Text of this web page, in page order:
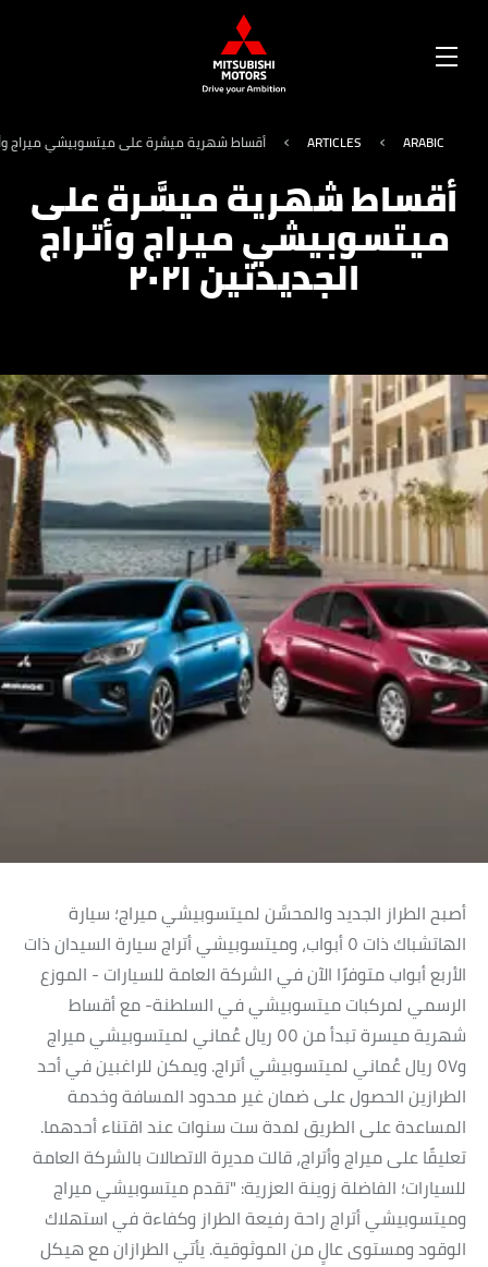
MENU
ARABIC
ARTICLES أقساط شهرية ميسَّرة على ميتسوبيشي ميراج
أقساط شهرية ميسَّرة على
ميتسوبيشي ميراج وأتراج
الجديدتين ٢٠٢١
أصبح الطراز الجديد والمحسَّن لميتسوبيشي ميراج؛ سيارة
الهاتشباك ذات ٥ أبواب، وميتسوبيشي أتراج سيارة السيدان ذات
الأربع أبواب متوفرًا الآن في الشركة العامة للسيارات - الموزع
الرسمي لمركبات ميتسوبيشي في السلطنة- مع أقساط
شهرية ميسرة تبدأ من ٥٥ ريال عُماني لميتسوبيشي ميراج
و٥٧ ريال عُماني لميتسوبيشي أتراج. ويمكن للراغبين في أحد
الطرازين الحصول على ضمان غير محدود المسافة وخدمة
المساعدة على الطريق لمدة ست سنوات عند اقتناء أحدهما.
تعليقًا على ميراج وأتراج، قالت مديرة الاتصالات بالشركة العامة
للسيارات؛ الفاضلة زوينة العزرية: "تقدم ميتسوبيشي ميراج
وميتسوبيشي أتراج راحة رفيعة الطراز وكفاءة في استهلاك
الوقود ومستوى عالٍ من الموثوقية. يأتي الطرازان مع هيكل